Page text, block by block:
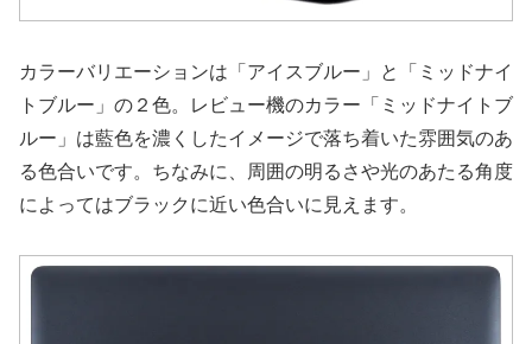
カラーバリエーションは「アイスブルー」と「ミッドナイ
トブルー」の２色。レビュー機のカラー「ミッドナイトブ
ルー」は藍色を濃くしたイメージで落ち着いた雰囲気のあ
る色合いです。ちなみに、周囲の明るさや光のあたる角度
によってはブラックに近い色合いに見えます。